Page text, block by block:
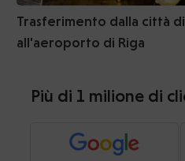
Trasferimento dalla città di
all'aeroporto di Riga
Più di 1 milione di